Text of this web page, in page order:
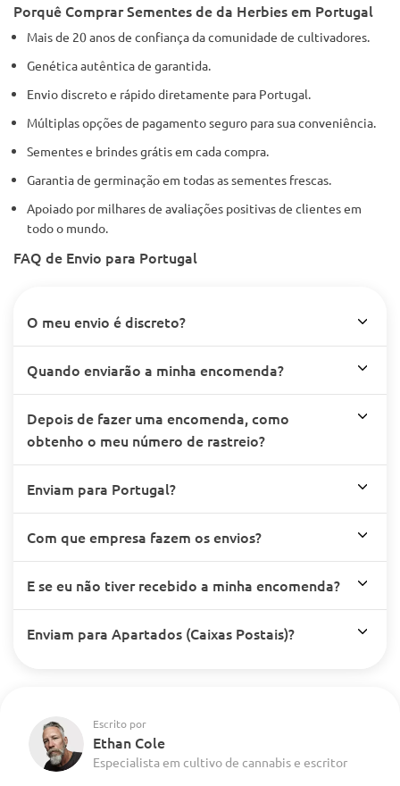
Porquê Comprar Sementes de da Herbies em Portugal
Mais de 20 anos de confiança da comunidade de cultivadores.
Genética autêntica de garantida.
Envio discreto e rápido diretamente para Portugal.
Múltiplas opções de pagamento seguro para sua conveniência.
Sementes e brindes grátis em cada compra.
Garantia de germinação em todas as sementes frescas.
Apoiado por milhares de avaliações positivas de clientes em
todo o mundo.
FAQ de Envio para Portugal
O meu envio é discreto?
Quando enviarão a minha encomenda?
Depois de fazer uma encomenda, como
obtenho o meu número de rastreio?
Enviam para Portugal?
Com que empresa fazem os envios?
E se eu não tiver recebido a minha encomenda?
Enviam para Apartados (Caixas Postais)?
Escrito por
Ethan Cole
Especialista em cultivo de cannabis e escritor